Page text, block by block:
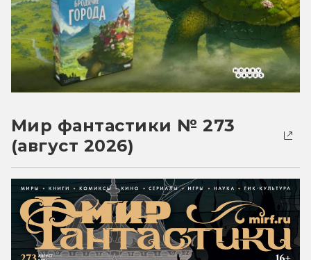
Мир фантастики № 273
(август 2026)